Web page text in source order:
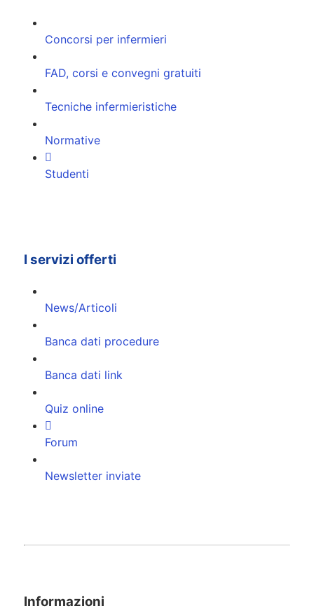
Concorsi per infermieri
FAD, corsi e convegni gratuiti
Tecniche infermieristiche
Normative
Studenti
I servizi offerti
News/Articoli
Banca dati procedure
Banca dati link
Quiz online
Forum
Newsletter inviate
Informazioni